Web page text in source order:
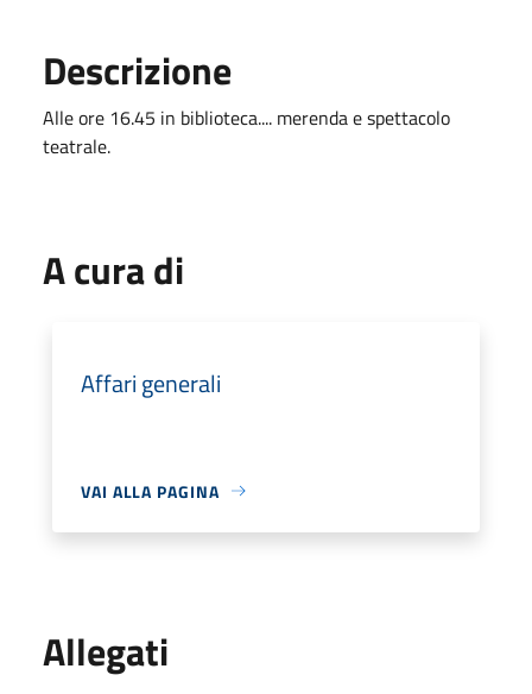
Descrizione
Alle ore 16.45 in biblioteca.... merenda e spettacolo
teatrale.
A cura di
Affari generali
VAI ALLA PAGINA
Allegati